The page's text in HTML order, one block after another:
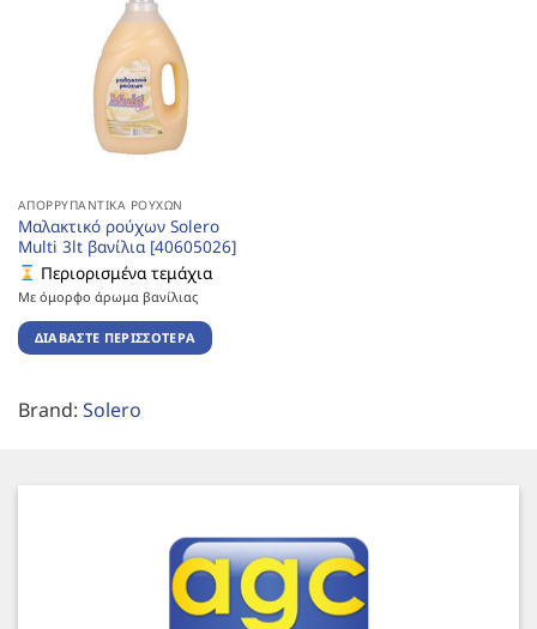
ΑΠΟΡΡΥΠΑΝΤΙΚΆ ΡΟΎΧΩΝ
Μαλακτικό ρούχων Solero
Multi 3lt βανίλια [40605026]
Περιορισμένα τεμάχια
Με όμορφο άρωμα βανίλιας
ΔΙΑΒΆΣΤΕ ΠΕΡΙΣΣΌΤΕΡΑ
Brand: Solero